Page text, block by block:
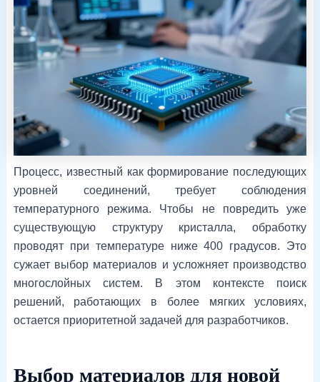
Процесс, известный как формирование последующих
уровней соединений, требует соблюдения
температурного режима. Чтобы не повредить уже
существующую структуру кристалла, обработку
проводят при температуре ниже 400 градусов. Это
сужает выбор материалов и усложняет производство
многослойных систем. В этом контексте поиск
решений, работающих в более мягких условиях,
остается приоритетной задачей для разработчиков.
Выбор материалов для новой